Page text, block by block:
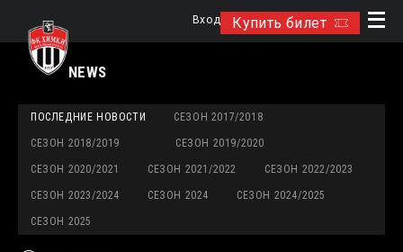
Купить билет
Вход
NEWS
ПОСЛЕДНИЕ НОВОСТИ СЕЗОН 2017/2018
СЕЗОН 2018/2019 СЕЗОН 2019/2020
СЕЗОН 2020/2021 СЕЗОН 2021/2022 СЕЗОН 2022/2023
СЕЗОН 2023/2024 СЕЗОН 2024 СЕЗОН 2024/2025
СЕЗОН 2025